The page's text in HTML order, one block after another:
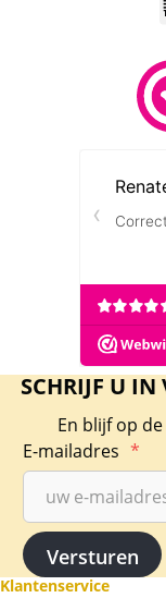
SCHRIJF U IN
En blijf op
E-mailadres *
Klantenservice